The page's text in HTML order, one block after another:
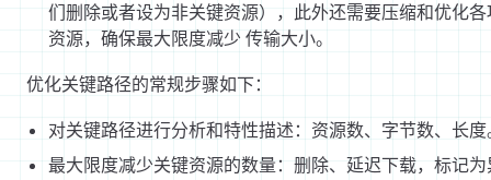
们删除或者设为非关键资源），此外还需要压缩和优化各
资源，确保最大限度减少 传输大小。
优化关键路径的常规步骤如下：
对关键路径进行分析和特性描述：资源数、字节数、长度
最大限度减少关键资源的数量：删除、延迟下载，标记为